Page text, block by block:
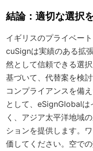
結論：適切な選択
イギリスのプライベー
cuSignは実績のある拡
然として信頼できる選
基づいて、代替案を検
コンプライアンスを備
として、eSignGlobalは
く、アジア太平洋地域
ションを提供します。
価してください。空で